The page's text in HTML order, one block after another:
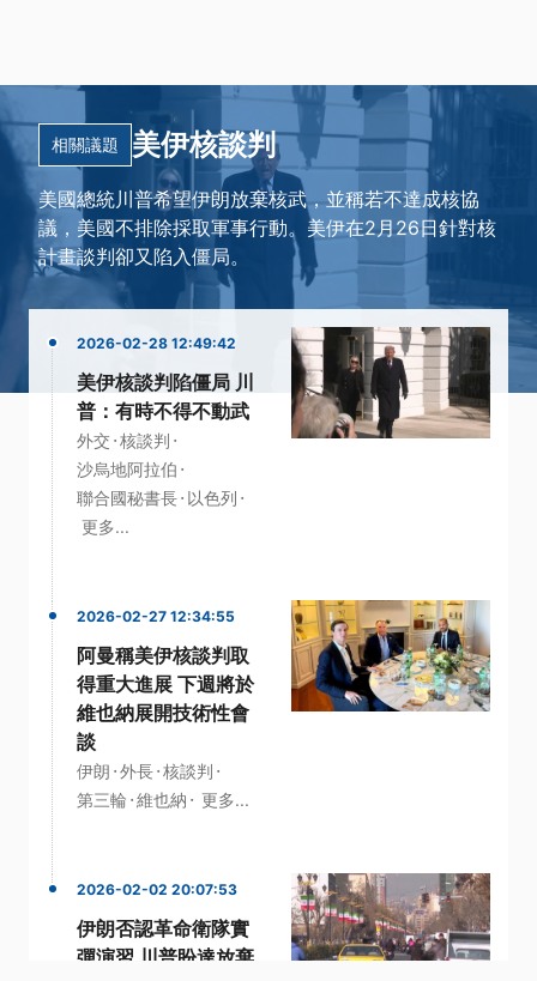
相關議題 美伊核談判
美國總統川普希望伊朗放棄核武，並稱若不達成核協
議，美國不排除採取軍事行動。美伊在2月26日針對核
計畫談判卻又陷入僵局。
2026-02-28 12:49:42
美伊核談判陷僵局 川
普：有時不得不動武
外交 ·核談判 ·
沙烏地阿拉伯 ·
聯合國秘書長· 以色列 ·
更多...
2026-02-27 12:34:55
阿曼稱美伊核談判取
得重大進展 下週將於
維也納展開技術性會
談
伊朗 ·外長·核談判 ·
第三輪 ·維也納 · 更多...
2026-02-02 20:07:53
伊朗否認革命衛隊實
彈演習 川普盼達放棄